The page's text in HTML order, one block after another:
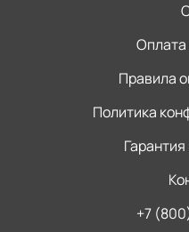
Оплата
Правила
Политика
+7